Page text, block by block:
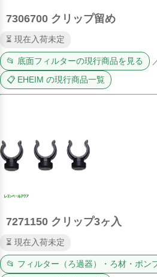
7306700 クリップ留め
⏳ 現在入荷未定
📂 底面フィルターの現行商品を見る
📋 EHEIM の現行商品一覧
7271150 クリップ3ヶ入
⏳ 現在入荷未定
📂 フィルター（ろ過器）・ろ材・ポン